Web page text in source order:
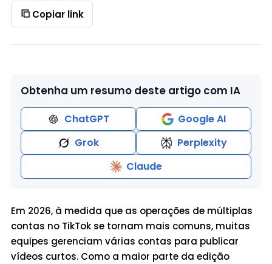
Copiar link
Obtenha um resumo deste artigo com IA
ChatGPT
Google AI
Grok
Perplexity
Claude
Em 2026, à medida que as operações de múltiplas
contas no TikTok se tornam mais comuns, muitas
equipes gerenciam várias contas para publicar
vídeos curtos. Como a maior parte da edição